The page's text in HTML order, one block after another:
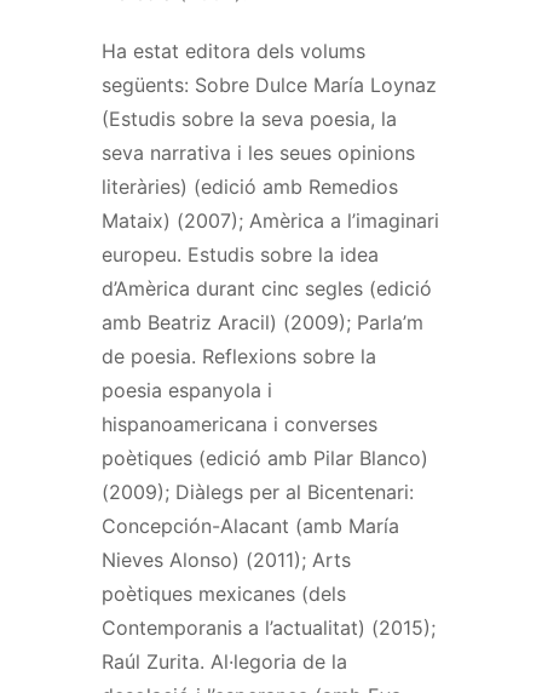
Ha estat editora dels volums
següents: Sobre Dulce María Loynaz
(Estudis sobre la seva poesia, la
seva narrativa i les seues opinions
literàries) (edició amb Remedios
Mataix) (2007); Amèrica a l’imaginari
europeu. Estudis sobre la idea
d’Amèrica durant cinc segles (edició
amb Beatriz Aracil) (2009); Parla’m
de poesia. Reflexions sobre la
poesia espanyola i
hispanoamericana i converses
poètiques (edició amb Pilar Blanco)
(2009); Diàlegs per al Bicentenari:
Concepción-Alacant (amb María
Nieves Alonso) (2011); Arts
poètiques mexicanes (dels
Contemporanis a l’actualitat) (2015);
Raúl Zurita. Al·legoria de la